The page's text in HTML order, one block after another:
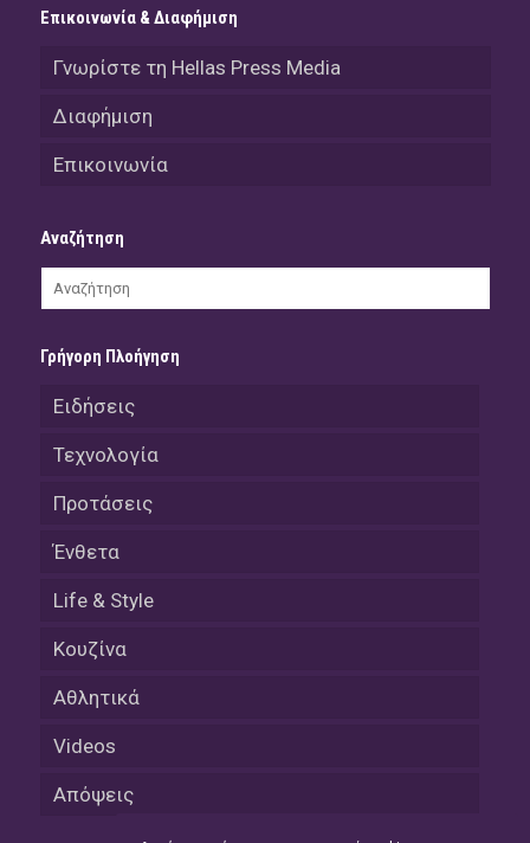
Επικοινωνία & Διαφήμιση
Γνωρίστε τη Hellas Press Media
Διαφήμιση
Επικοινωνία
Αναζήτηση
Γρήγορη Πλοήγηση
Ειδήσεις
Τεχνολογία
Προτάσεις
Ένθετα
Life & Style
Κουζίνα
Αθλητικά
Videos
Απόψεις